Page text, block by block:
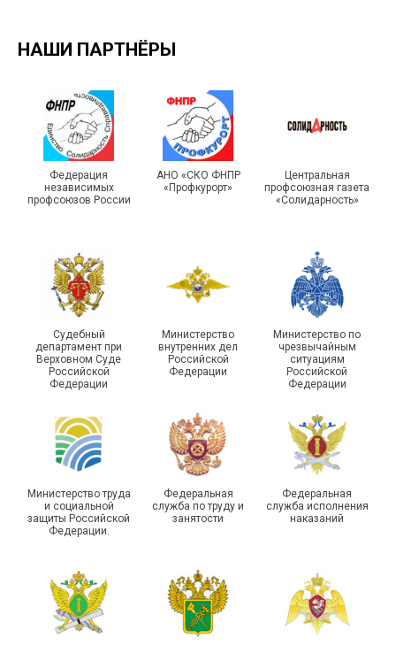
НАШИ ПАРТНЁРЫ
Федерация
независимых
профсоюзов России
АНО «СКО ФНПР
«Профкурорт»
Центральная
профсоюзная газета
«Солидарность»
Судебный
департамент при
Верховном Суде
Российской
Федерации
Министерство
внутренних дел
Российской
Федерации
Министерство по
чрезвычайным
ситуациям
Российской
Федерации
Министерство труда
и социальной
защиты Российской
Федерации.
Федеральная
служба по труду и
занятости
Федеральная
служба исполнения
наказаний